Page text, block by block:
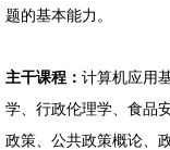
题的基本能力。
主干课程： 计算机应用
学、行政伦理学、食品
政策、公共政策概论、